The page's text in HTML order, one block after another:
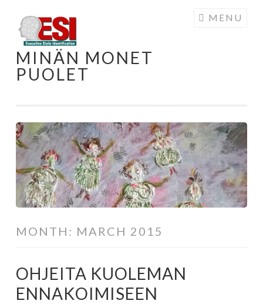
MINÄN MONET
PUOLET
MENU
MONTH: MARCH 2015
OHJEITA KUOLEMAN
ENNAKOIMISEEN